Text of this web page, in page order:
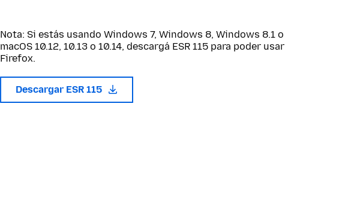
Nota: Si estás usando Windows 7, Windows 8, Windows 8.1 o
macOS 10.12, 10.13 o 10.14, descargá ESR 115 para poder usar
Firefox.
Descargar ESR 115